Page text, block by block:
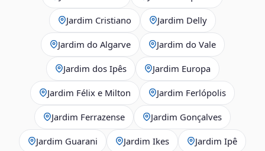
Jardim Cristiano Jardim Delly
Jardim do Algarve Jardim do Vale
Jardim dos Ipês Jardim Europa
Jardim Félix e Milton Jardim Ferlópolis
Jardim Ferrazense Jardim Gonçalves
Jardim Guarani Jardim Ikes Jardim Ipê